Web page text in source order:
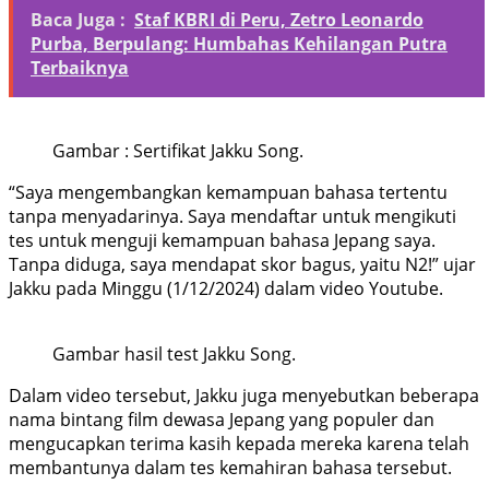
Baca Juga : Staf KBRI di Peru, Zetro Leonardo
Purba, Berpulang: Humbahas Kehilangan Putra
Terbaiknya
Gambar : Sertifikat Jakku Song.
“Saya mengembangkan kemampuan bahasa tertentu
tanpa menyadarinya. Saya mendaftar untuk mengikuti
tes untuk menguji kemampuan bahasa Jepang saya.
Tanpa diduga, saya mendapat skor bagus, yaitu N2!” ujar
Jakku pada Minggu (1/12/2024) dalam video Youtube.
Gambar hasil test Jakku Song.
Dalam video tersebut, Jakku juga menyebutkan beberapa
nama bintang film dewasa Jepang yang populer dan
mengucapkan terima kasih kepada mereka karena telah
membantunya dalam tes kemahiran bahasa tersebut.